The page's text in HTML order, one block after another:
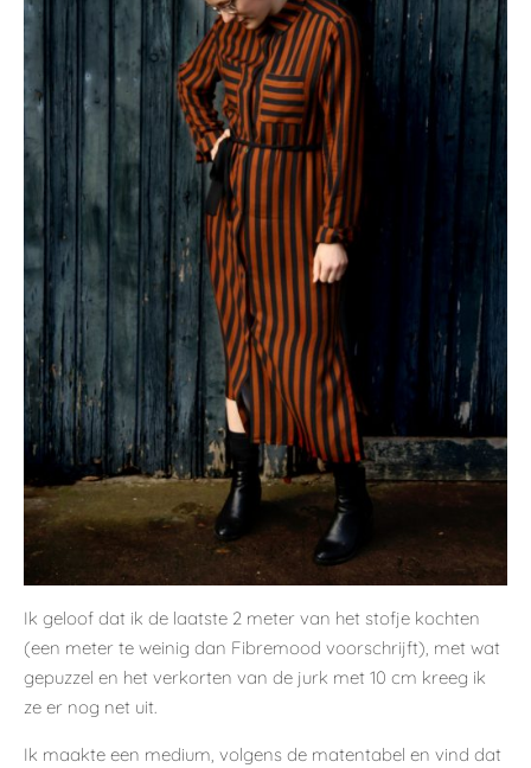
Ik geloof dat ik de laatste 2 meter van het stofje kochten
(een meter te weinig dan Fibremood voorschrijft), met wat
gepuzzel en het verkorten van de jurk met 10 cm kreeg ik
ze er nog net uit.
Ik maakte een medium, volgens de matentabel en vind dat